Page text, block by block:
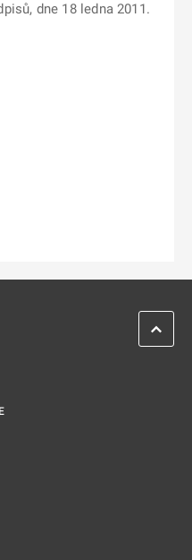
dne 18 ledna 2011.
kartě
nové kartě
na nové kartě
ZPĚT